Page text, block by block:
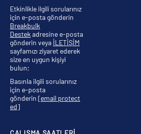
Etkinlikle ilgili sorularınız
için e-posta gönderin
Breakbulk
Destek adresine e-posta
gönderin veya İLETİŞİM
sayfamızı ziyaret ederek
size en uygun kişiyi
bulun;
Basınla ilgili sorularınız
için e-posta
gönderin [email protect
ed]